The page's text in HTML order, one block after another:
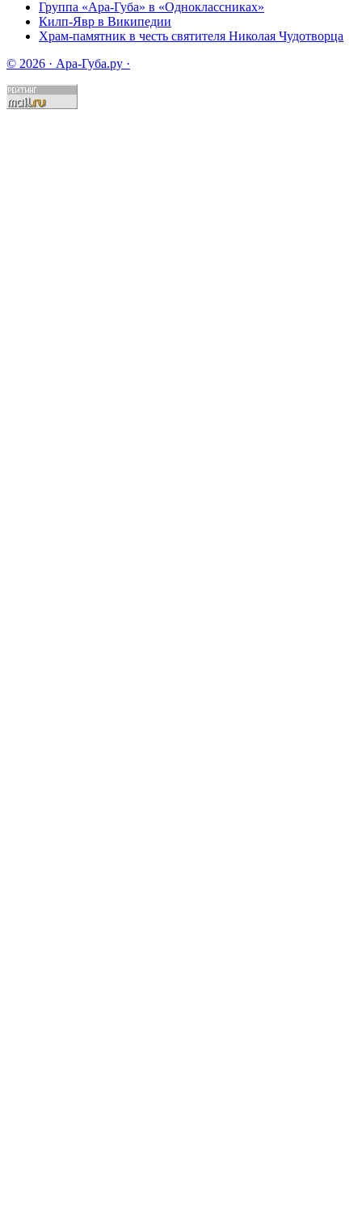
Группа «Ара-Губа» в «Одноклассниках»
Килп-Явр в Википедии
Храм-памятник в честь святителя Николая Чудотворца
© 2026 · Ара-Губа.ру ·